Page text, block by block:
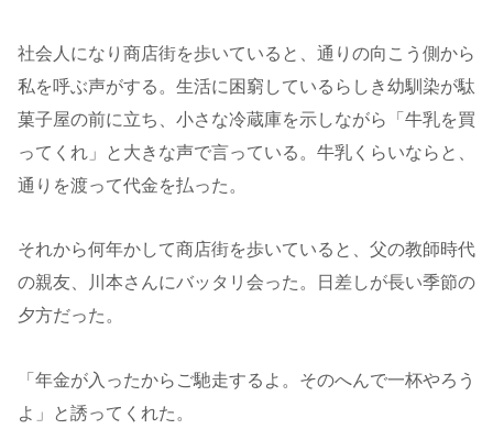
社会人になり商店街を歩いていると、通りの向こう側から
私を呼ぶ声がする。生活に困窮しているらしき幼馴染が駄
菓子屋の前に立ち、小さな冷蔵庫を示しながら「牛乳を買
ってくれ」と大きな声で言っている。牛乳くらいならと、
通りを渡って代金を払った。
それから何年かして商店街を歩いていると、父の教師時代
の親友、川本さんにバッタリ会った。日差しが長い季節の
夕方だった。
「年金が入ったからご馳走するよ。そのへんで一杯やろう
よ」と誘ってくれた。